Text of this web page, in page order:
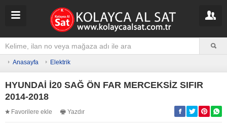
Anasayfa Elektrik
HYUNDAİ İ20 SAĞ ÖN FAR MERCEKSİZ SIFIR
2014-2018
Favorilere ekle Yazdır